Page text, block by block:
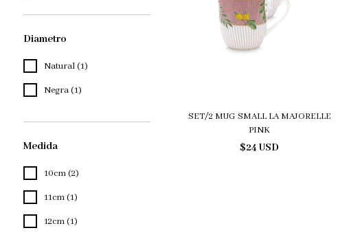
Diametro
Natural (1)
Negra (1)
Medida
10cm (2)
11cm (1)
12cm (1)
SET/2 MUG SMALL LA MAJORELLE
PINK
$24 USD